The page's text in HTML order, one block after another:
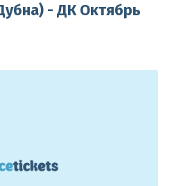
- ДК Октябрь